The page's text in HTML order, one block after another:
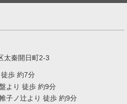
太秦開日町2-3
歩 約7分
より 徒歩 約9分
子ノ辻より 徒歩 約9分